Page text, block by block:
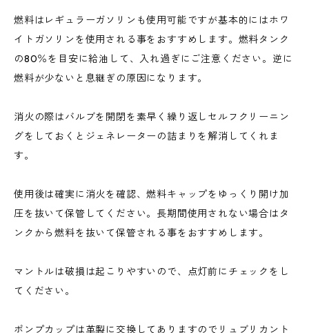
燃料はレギュラーガソリンも使用可能ですが基本的にはホワ
イトガソリンを使用される事をおすすめします。燃料タンク
の80％を目安に給油して、入れ過ぎにご注意ください。逆に
燃料が少ないと息継ぎの原因になります。
消火の際はバルブを開閉を素早く繰り返しセルフクリーニン
グをしておくとジェネレーターの詰まりを解消してくれま
す。
使用後は確実に消火を確認、燃料キャップをゆっくり開け加
圧を抜いて保管してください。長期間使用されない場合はタ
ンクから燃料を抜いて保管される事をおすすめします。
マントルは破損は起こりやすいので、点灯前にチェックをし
てください。
ポンプカップは革製に交換してありますのでリュブリカント